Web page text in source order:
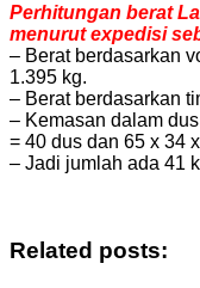
Perhitungan berat
menurut expedisi
– Berat berdasarkan
1.395 kg.
– Berat berdasarkan
– Kemasan dalam
= 40 dus dan 65 x 34
– Jadi jumlah ada 41
Related posts: